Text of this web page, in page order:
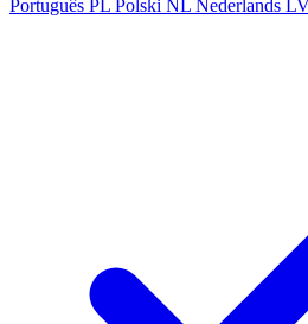
Português PL Polski NL Nederlands